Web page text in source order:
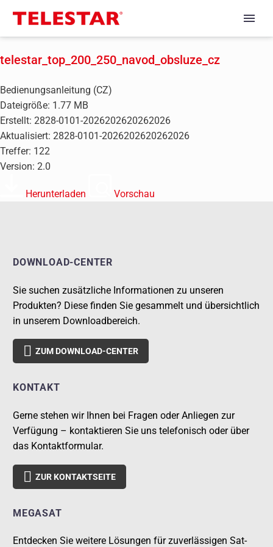
telestar_top_200_250_navod_obsluze_cz
Bedienungsanleitung (CZ)
Dateigröße: 1.77 MB
Erstellt: 2828-0101-2026202620262026
Aktualisiert: 2828-0101-2026202620262026
Treffer: 122
Version: 2.0
Herunterladen Vorschau
DOWNLOAD-CENTER
Sie suchen zusätzliche Informationen zu unseren
Produkten? Diese finden Sie gesammelt und übersichtlich
in unserem Downloadbereich.
 ZUM DOWNLOAD-CENTER
KONTAKT
Gerne stehen wir Ihnen bei Fragen oder Anliegen zur
Verfügung – kontaktieren Sie uns telefonisch oder über
das Kontaktformular.
 ZUR KONTAKTSEITE
MEGASAT
Entdecken Sie weitere Lösungen für zuverlässigen Sat-